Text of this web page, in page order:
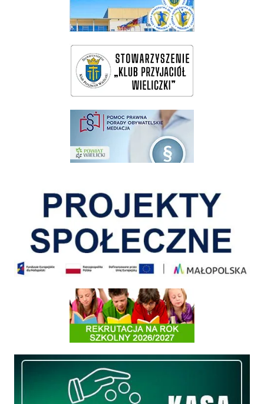
wieliczka-wieliczanie na bis
pomoc prawna wieliczka
Informacja o terminach rekrutacji na rok szkolny 2026/2027
Międzyzakładowa Kasa Zapomogowo - Pożyczkowa